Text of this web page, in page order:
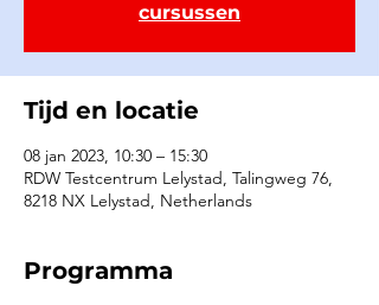
cursussen
Tijd en locatie
08 jan 2023, 10:30 – 15:30
RDW Testcentrum Lelystad, Talingweg 76,
8218 NX Lelystad, Netherlands
Programma